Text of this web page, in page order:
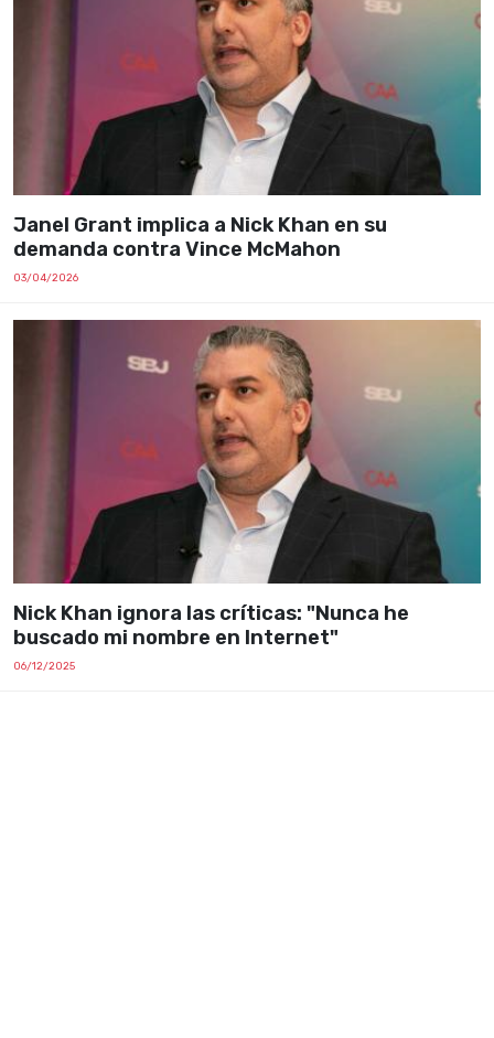
Janel Grant implica a Nick Khan en su
demanda contra Vince McMahon
03/04/2026
Nick Khan ignora las críticas: "Nunca he
buscado mi nombre en Internet"
06/12/2025